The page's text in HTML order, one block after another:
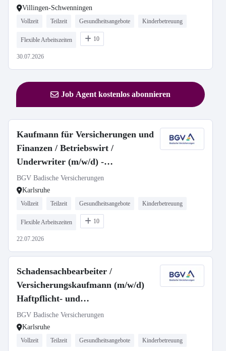
Villingen-Schwenningen
Vollzeit Teilzeit Gesundheitsangebote Kinderbetreuung
Flexible Arbeitszeiten 10
30.07.2026
Job Agent kostenlos abonnieren
Kaufmann für Versicherungen und
Finanzen / Betriebswirt /
Underwriter (m/w/d) -
Schwerpunkt industrielle /
kommunale Sachversicherung
BGV Badische Versicherungen
Karlsruhe
Vollzeit Teilzeit Gesundheitsangebote Kinderbetreuung
Flexible Arbeitszeiten 10
22.07.2026
Schadensachbearbeiter /
Versicherungskaufmann (m/w/d)
Haftpflicht- und
Unfallversicherung / Innendienst
BGV Badische Versicherungen
Karlsruhe
Vollzeit Teilzeit Gesundheitsangebote Kinderbetreuung